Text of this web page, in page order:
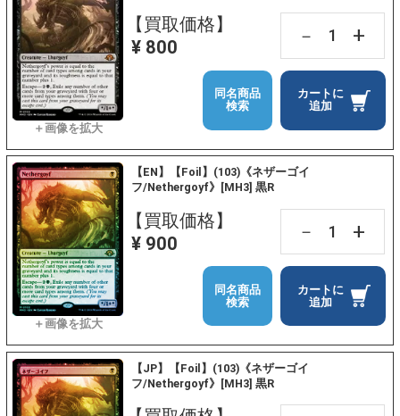
【買取価格】
¥ 800
－ +
カートに
追加
同名商品
検索
【EN】【Foil】(103)《ネザーゴイ
フ/Nethergoyf》[MH3] 黒R
【買取価格】
¥ 900
－ +
カートに
追加
同名商品
検索
【JP】【Foil】(103)《ネザーゴイ
フ/Nethergoyf》[MH3] 黒R